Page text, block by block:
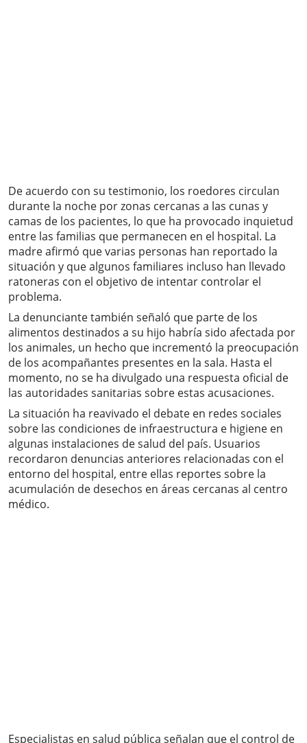
De acuerdo con su testimonio, los roedores circulan
durante la noche por zonas cercanas a las cunas y
camas de los pacientes, lo que ha provocado inquietud
entre las familias que permanecen en el hospital. La
madre afirmó que varias personas han reportado la
situación y que algunos familiares incluso han llevado
ratoneras con el objetivo de intentar controlar el
problema.
La denunciante también señaló que parte de los
alimentos destinados a su hijo habría sido afectada por
los animales, un hecho que incrementó la preocupación
de los acompañantes presentes en la sala. Hasta el
momento, no se ha divulgado una respuesta oficial de
las autoridades sanitarias sobre estas acusaciones.
La situación ha reavivado el debate en redes sociales
sobre las condiciones de infraestructura e higiene en
algunas instalaciones de salud del país. Usuarios
recordaron denuncias anteriores relacionadas con el
entorno del hospital, entre ellas reportes sobre la
acumulación de desechos en áreas cercanas al centro
médico.
Especialistas en salud pública señalan que el control de